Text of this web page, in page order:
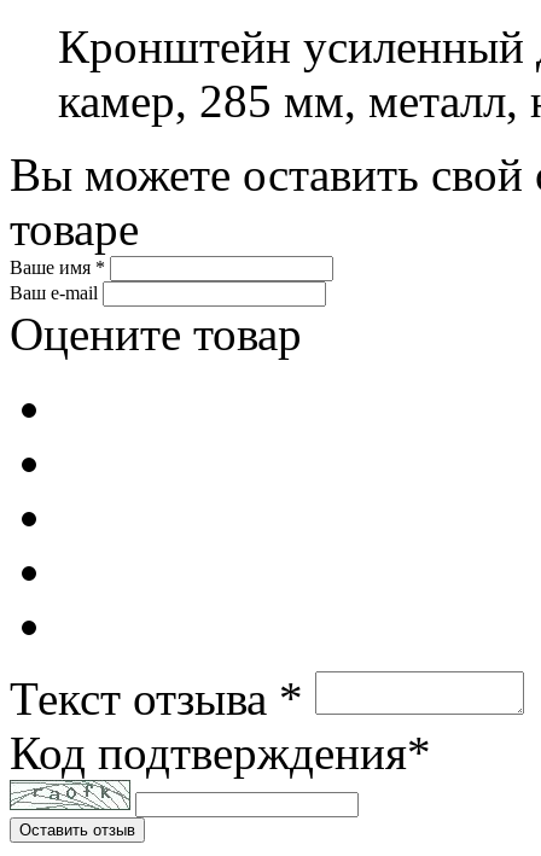
Кронштейн усиленный
камер, 285 мм, металл,
Вы можете оставить свой
товаре
Ваше имя *
Ваш e-mail
Оцените товар
Текст отзыва *
Код подтверждения*
Оставить отзыв